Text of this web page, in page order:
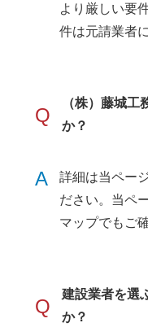
より厳しい要
件は元請業者
Q
（株）藤城
か？
A
詳細は当ペー
ださい。当ペ
マップでもご
Q
建設業者を選
か？